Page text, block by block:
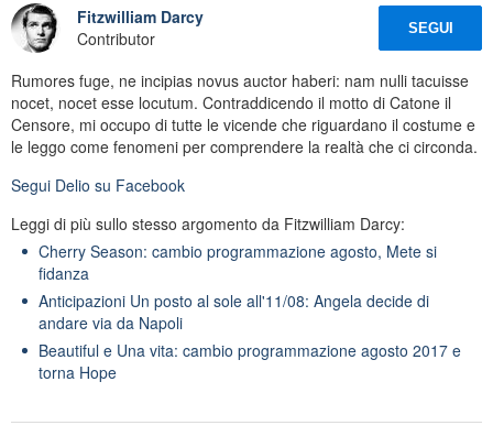
Fitzwilliam Darcy
Contributor
SEGUI
Rumores fuge, ne incipias novus auctor haberi: nam nulli tacuisse
nocet, nocet esse locutum. Contraddicendo il motto di Catone il
Censore, mi occupo di tutte le vicende che riguardano il costume e
le leggo come fenomeni per comprendere la realtà che ci circonda.
Segui Delio su Facebook
Leggi di più sullo stesso argomento da Fitzwilliam Darcy:
Cherry Season: cambio programmazione agosto, Mete si
fidanza
Anticipazioni Un posto al sole all'11/08: Angela decide di
andare via da Napoli
Beautiful e Una vita: cambio programmazione agosto 2017 e
torna Hope